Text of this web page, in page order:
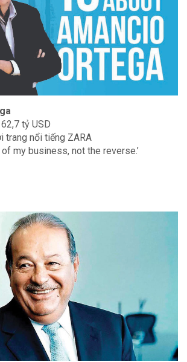
tỷ USD
trang nổi tiếng ZARA
my business, not the reverse.’